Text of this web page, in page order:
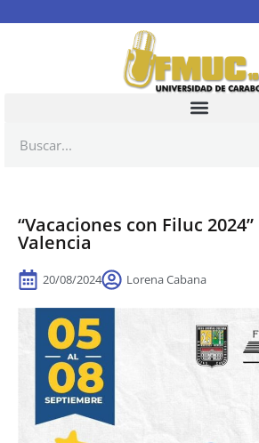
“Vacaciones con Filuc
Valencia
20/08/2024 Lorena Cabana